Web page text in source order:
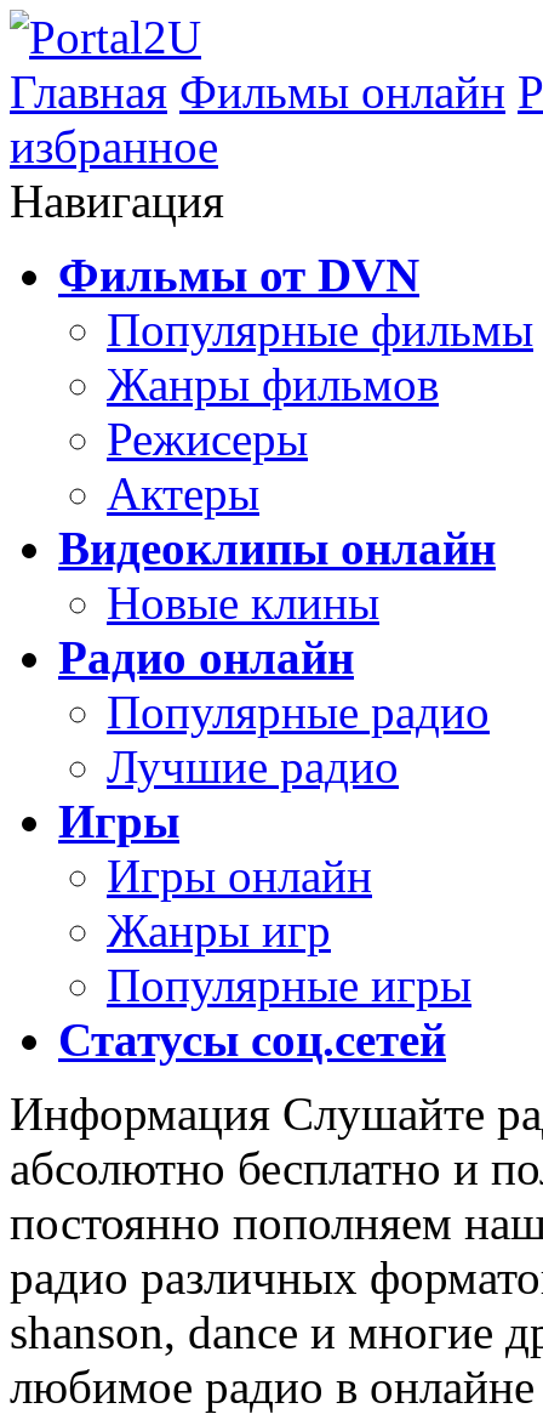
Главная Фильмы онлайн
избранное
Навигация
Фильмы от DVN
Популярные фильмы
Жанры фильмов
Режисеры
Актеры
Видеоклипы онлайн
Новые клины
Радио онлайн
Популярные радио
Лучшие радио
Игры
Игры онлайн
Жанры игр
Популярные игры
Статусы соц.сетей
Информация Слушайте
абсолютно бесплатно и
постоянно пополняем
радио различных
shanson, dance и многие
любимое радио в